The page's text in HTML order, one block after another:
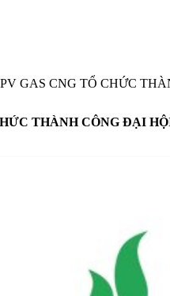
PV GAS CNG TỔ CHỨC
THÀNH CÔNG ĐẠI